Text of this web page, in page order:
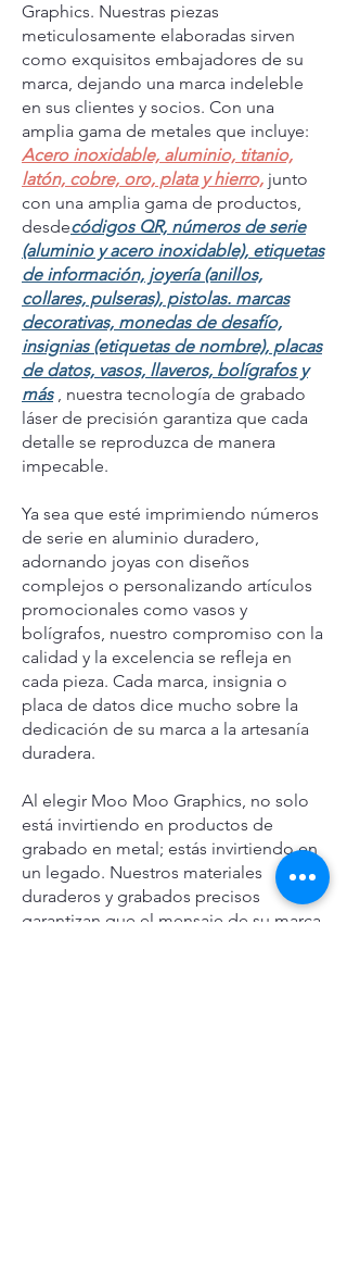
Graphics. Nuestras piezas
meticulosamente elaboradas sirven
como exquisitos embajadores de su
marca, dejando una marca indeleble
en sus clientes y socios. Con una
amplia gama de metales que incluye:
Acero inoxidable, aluminio, titanio,
latón, cobre, oro, plata y hierro, junto
con una amplia gama de productos,
desdecódigos QR, números de serie
(aluminio y acero inoxidable), etiquetas
de información, joyería (anillos,
collares, pulseras), pistolas. marcas
decorativas, monedas de desafío,
insignias (etiquetas de nombre), placas
de datos, vasos, llaveros, bolígrafos y
más, nuestra tecnología de grabado
láser de precisión garantiza que cada
detalle se reproduzca de manera
impecable.
Ya sea que esté imprimiendo números
de serie en aluminio duradero,
adornando joyas con diseños
complejos o personalizando artículos
promocionales como vasos y
bolígrafos, nuestro compromiso con la
calidad y la excelencia se refleja en
cada pieza. Cada marca, insignia o
placa de datos dice mucho sobre la
dedicación de su marca a la artesanía
duradera.
Al elegir Moo Moo Graphics, no solo
está invirtiendo en productos de
grabado en metal; estás invirtiendo en
un legado. Nuestros materiales
duraderos y grabados precisos
garantizan que el mensaje de su marca